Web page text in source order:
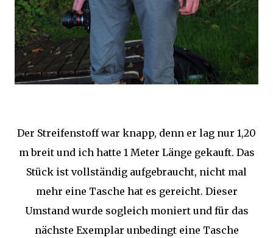
Der Streifenstoff war knapp, denn er lag nur 1,20
m breit und ich hatte 1 Meter Länge gekauft. Das
Stück ist vollständig aufgebraucht, nicht mal
mehr eine Tasche hat es gereicht. Dieser
Umstand wurde sogleich moniert und für das
nächste Exemplar unbedingt eine Tasche